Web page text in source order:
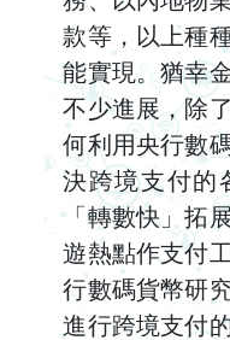
款等，以上種
能實現。猶幸
不少進展，除
何利用央行數
決跨境支付的
「轉數快」拓
遊熱點作支付
行數碼貨幣研
進行跨境支付